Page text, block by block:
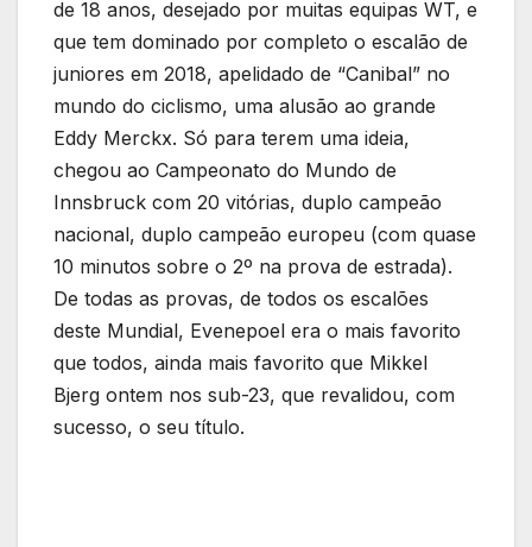
de 18 anos, desejado por muitas equipas WT, e
que tem dominado por completo o escalão de
juniores em 2018, apelidado de “Canibal” no
mundo do ciclismo, uma alusão ao grande
Eddy Merckx. Só para terem uma ideia,
chegou ao Campeonato do Mundo de
Innsbruck com 20 vitórias, duplo campeão
nacional, duplo campeão europeu (com quase
10 minutos sobre o 2º na prova de estrada).
De todas as provas, de todos os escalões
deste Mundial, Evenepoel era o mais favorito
que todos, ainda mais favorito que Mikkel
Bjerg ontem nos sub-23, que revalidou, com
sucesso, o seu título.